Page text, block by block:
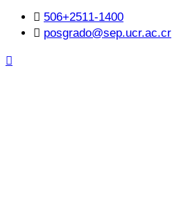
506+2511-1400
posgrado@sep.ucr.ac.cr